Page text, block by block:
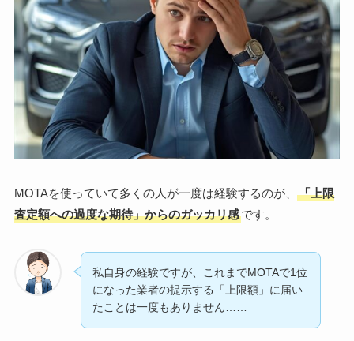
MOTAを使っていて多くの人が一度は経験するのが、
「上限
査定額への過度な期待」からのガッカリ感です。
私自身の経験ですが、これまでMOTAで1位
になった業者の提示する「上限額」に届い
たことは一度もありません……